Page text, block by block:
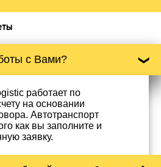
с Вами?
работает по
на основании
Автотранспорт
как вы заполните и
заявку.